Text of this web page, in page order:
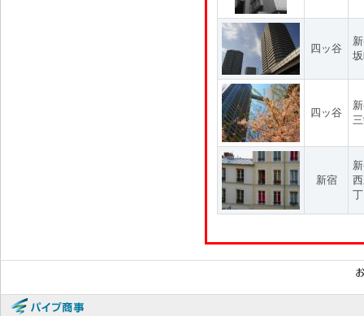
四ッ谷
四ッ谷
新宿